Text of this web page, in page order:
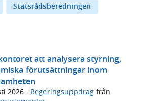
Statsrådsberedningen
att analysera styrning,
förutsättningar inom
2026 · Regeringsuppdrag från